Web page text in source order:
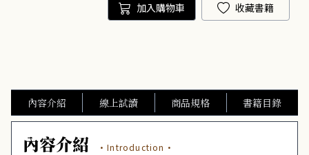
加入購物車 收藏書籍
內容介紹 線上試讀 商品規格 書籍目錄
內容介紹 ·Introduction·